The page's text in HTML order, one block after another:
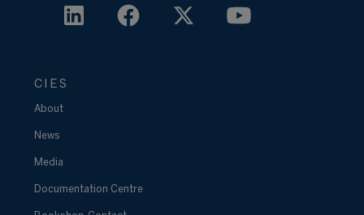
CIES
About
News
Media
Documentation Centre